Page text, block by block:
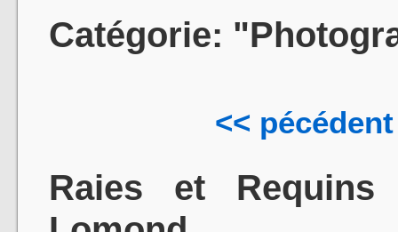
Catégorie:
<< pécédent
Raies et